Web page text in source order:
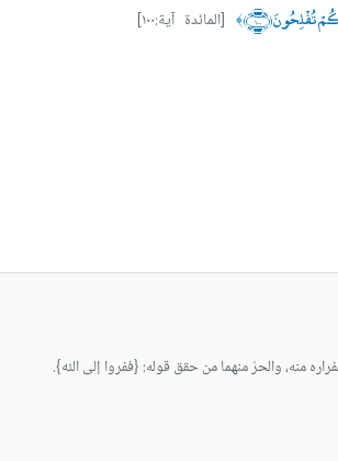
﴿١٠٠﴾ ﴾
[المائدة آية:١٠٠]
منه، والحرّ منهما من حقق قوله: {ففروا إلى الله}.